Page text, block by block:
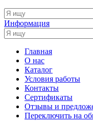
Информация
Главная
О нас
Каталог
Условия работы
Контакты
Сертификаты
Отзывы и
Переключить на